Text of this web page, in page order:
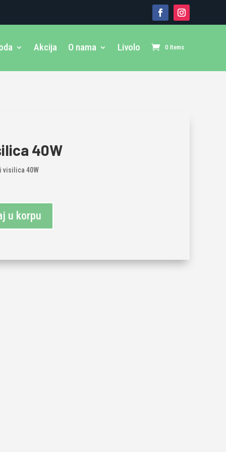
Akcija O nama Livolo 0 Items
40W
visilica 40W
u korpu